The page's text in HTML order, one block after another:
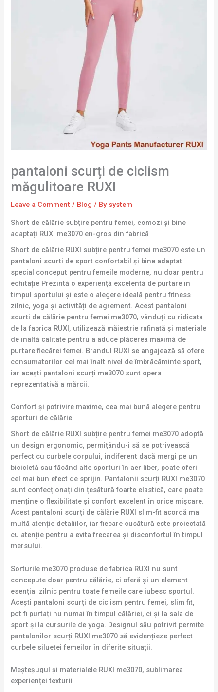
pantaloni scurți de ciclism
măgulitoare RUXI
Leave a Comment / Blog / By system
Short de călărie subțire pentru femei, comozi și bine
adaptați RUXI me3070 en-gros din fabrică
Short de călărie RUXI subțire pentru femei me3070 este un
pantaloni scurti de sport confortabil și bine adaptat
special conceput pentru femeile moderne, nu doar pentru
echitație Prezintă o experiență excelentă de purtare în
timpul sportului și este o alegere ideală pentru fitness
zilnic, yoga și activități de agrement. Acest pantaloni
scurti de călărie pentru femei me3070, vânduți cu ridicata
de la fabrica RUXI, utilizează măiestrie rafinată și materiale
de înaltă calitate pentru a aduce plăcerea maximă de
purtare fiecărei femei. Brandul RUXI se angajează să ofere
consumatorilor cel mai înalt nivel de îmbrăcăminte sport,
iar acești pantaloni scurți me3070 sunt opera
reprezentativă a mărcii.
Confort și potrivire maxime, cea mai bună alegere pentru
sporturi de călărie
Short de călărie RUXI subțire pentru femei me3070 adoptă
un design ergonomic, permițându-i să se potrivească
perfect cu curbele corpului, indiferent dacă mergi pe un
bicicletă sau făcând alte sporturi în aer liber, poate oferi
cel mai bun efect de sprijin. Pantalonii scurți RUXI me3070
sunt confecționați din țesătură foarte elastică, care poate
menține o flexibilitate și confort excelent în orice mișcare.
Acest pantaloni scurți de călărie RUXI slim-fit acordă mai
multă atenție detaliilor, iar fiecare cusătură este proiectată
cu atenție pentru a evita frecarea și disconfortul în timpul
mersului.
Sorturile me3070 produse de fabrica RUXI nu sunt
concepute doar pentru călărie, ci oferă și un element
esențial zilnic pentru toate femeile care iubesc sportul.
Acești pantaloni scurți de ciclism pentru femei, slim fit,
pot fi purtați nu numai în timpul călăriei, ci și la sala de
sport și la cursurile de yoga. Designul său potrivit permite
pantalonilor scurți RUXI me3070 să evidențieze perfect
curbele siluetei femeilor în diferite situații.
Meșteșugul și materialele RUXI me3070, sublimarea
experienței texturii